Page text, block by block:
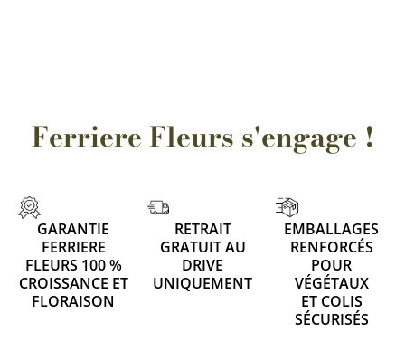
Ferriere Fleurs s'engage !
GARANTIE
FERRIERE
FLEURS 100 %
CROISSANCE ET
FLORAISON
RETRAIT
GRATUIT AU
DRIVE
UNIQUEMENT
EMBALLAGES
RENFORCÉS
POUR
VÉGÉTAUX
ET COLIS
SÉCURISÉS